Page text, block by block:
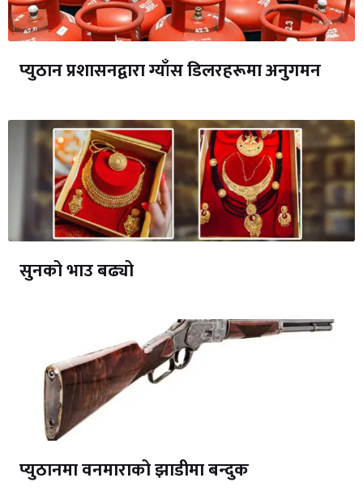
प्युठान प्रशासनद्वारा ग्याँस डिलरहरूमा अनुगमन
सुनको भाउ बढ्यो
प्युठानमा वनमाराको झाडीमा बन्दुक